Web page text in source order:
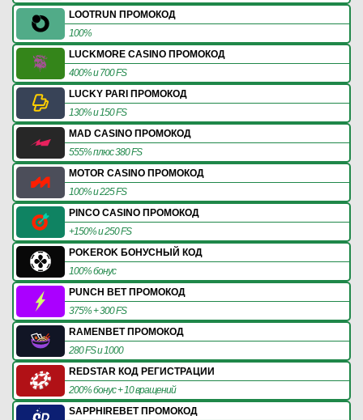
LOOTRUN ПРОМОКОД
100%
LUCKMORE CASINO ПРОМОКОД
400% и 700 FS
LUCKY PARI ПРОМОКОД
130% и 150 FS
MAD CASINO ПРОМОКОД
555% плюс 380 FS
MOTOR CASINO ПРОМОКОД
100% и 225 FS
PINCO CASINO ПРОМОКОД
+150% и 250 FS
POKEROK БОНУСНЫЙ КОД
100% бонус
PUNCH BET ПРОМОКОД
375% + 300 FS
RAMENBET ПРОМОКОД
280 FS и 1000
REDSTAR КОД РЕГИСТРАЦИИ
200% бонус + 10 вращений
SAPPHIREBET ПРОМОКОД